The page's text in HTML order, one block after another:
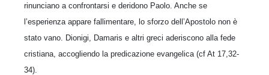
rinunciano a confrontarsi e deridono Paolo. Anche se
l’esperienza appare fallimentare, lo sforzo dell’Apostolo non è
stato vano. Dionigi, Damaris e altri greci aderiscono alla fede
cristiana, accogliendo la predicazione evangelica (cf At 17,32-
34).